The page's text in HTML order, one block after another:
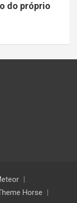
do próprio
Horse